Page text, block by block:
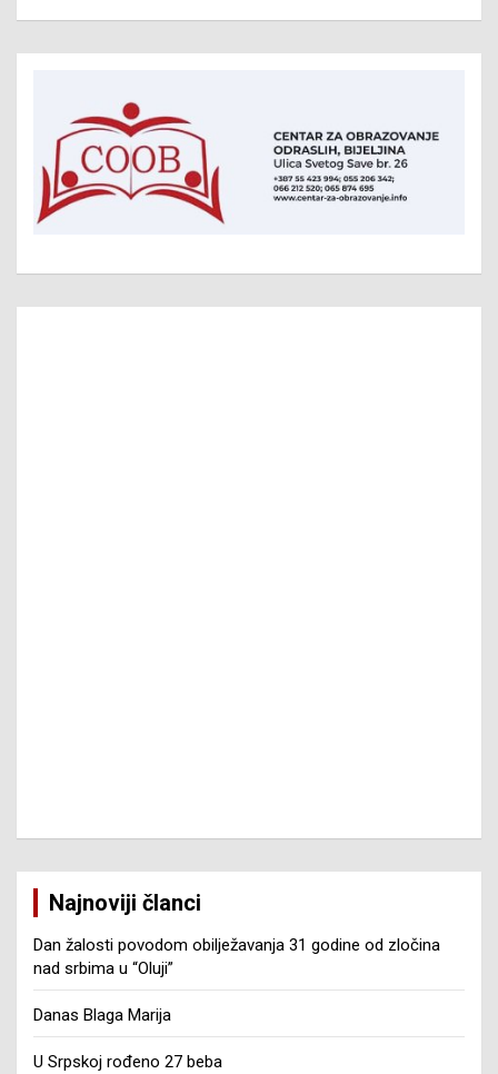
Najnoviji članci
Dan žalosti povodom obilježavanja 31 godine od zločina
nad srbima u “Oluji”
Danas Blaga Marija
U Srpskoj rođeno 27 beba